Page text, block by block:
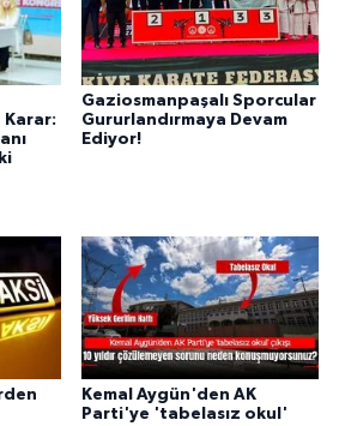
Karar:
Gaziosmanpaşalı Sporcular
Gururlandırmaya Devam
Ediyor!
Kemal Aygün'den AK
Parti'ye 'tabelasız okul'